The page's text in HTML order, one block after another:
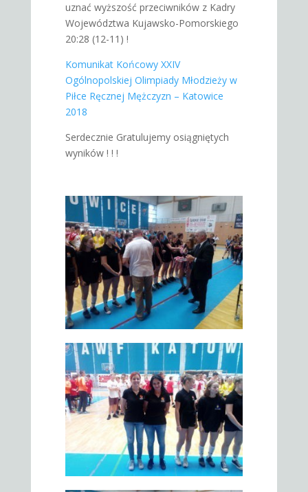
uznać wyższość przeciwników z Kadry
Województwa Kujawsko-Pomorskiego
20:28 (12-11) !
Komunikat Końcowy XXIV
Ogólnopolskiej Olimpiady Młodzieży w
Piłce Ręcznej Mężczyzn – Katowice
2018
Serdecznie Gratulujemy osiągniętych
wyników ! ! !